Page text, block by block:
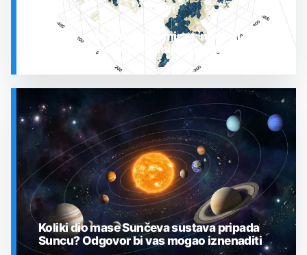
SVEMIR
Prostor oko Sunca nije miran: nova 3D karta
otkrila plin koji stalno mijenja stanje
Koliki dio mase Sunčeva sustava pripada
Suncu? Odgovor bi vas mogao iznenaditi